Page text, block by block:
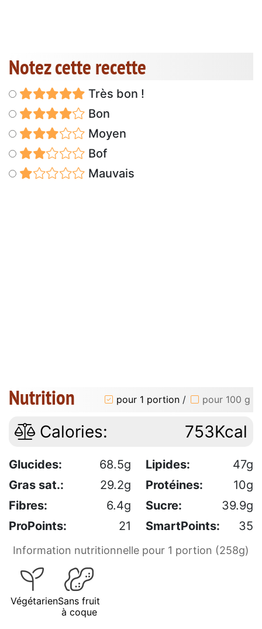
Notez cette recette
Très bon !
Bon
Moyen
Bof
Mauvais
Nutrition pour 1 portion / pour 100 g
Calories: 753Kcal
Glucides: 68.5g Lipides:
47g
Gras sat.:
29.2g Protéines:
10g
Fibres:
6.4g Sucre:
39.9g
ProPoints:
21 SmartPoints: 35
Information nutritionnelle pour 1 portion (258g)
VégétarienSans fruit
à coque